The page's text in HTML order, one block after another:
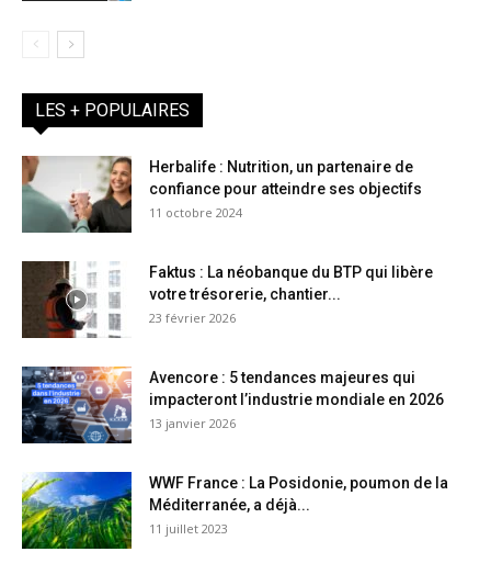
LES + POPULAIRES
Herbalife : Nutrition, un partenaire de
confiance pour atteindre ses objectifs
11 octobre 2024
Faktus : La néobanque du BTP qui libère
votre trésorerie, chantier...
23 février 2026
Avencore : 5 tendances majeures qui
impacteront l’industrie mondiale en 2026
13 janvier 2026
WWF France : La Posidonie, poumon de la
Méditerranée, a déjà...
11 juillet 2023